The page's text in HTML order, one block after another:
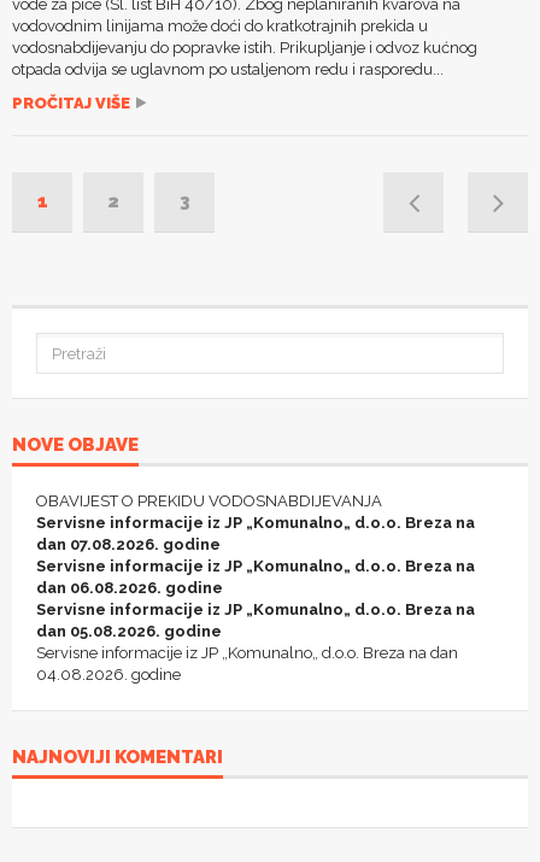
vode za piće (Sl. list BiH 40/10). Zbog neplaniranih kvarova na
vodovodnim linijama može doći do kratkotrajnih prekida u
vodosnabdijevanju do popravke istih. Prikupljanje i odvoz kućnog
otpada odvija se uglavnom po ustaljenom redu i rasporedu...
PROČITAJ VIŠE
1 2 3
NOVE OBJAVE
OBAVIJEST O PREKIDU VODOSNABDIJEVANJA
Servisne informacije iz JP „Komunalno„ d.o.o. Breza na
dan 07.08.2026. godine
Servisne informacije iz JP „Komunalno„ d.o.o. Breza na
dan 06.08.2026. godine
Servisne informacije iz JP „Komunalno„ d.o.o. Breza na
dan 05.08.2026. godine
Servisne informacije iz JP „Komunalno„ d.o.o. Breza na dan
04.08.2026. godine
NAJNOVIJI KOMENTARI